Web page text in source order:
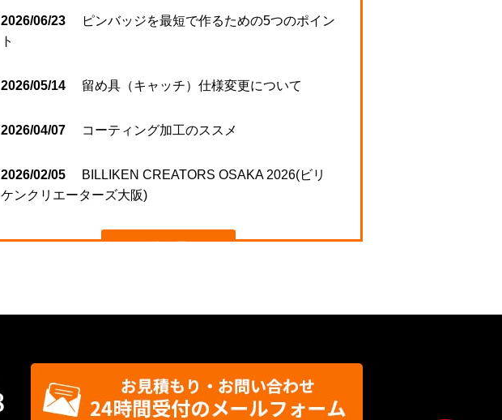
2026/06/23
ピンバッジを最短で作るための5つのポイン
ト
2026/05/14 留め具（キャッチ）仕様変更について
2026/04/07 コーティング加工のススメ
2026/02/05
BILLIKEN CREATORS OSAKA 2026(ビリ
ケンクリエーターズ大阪)